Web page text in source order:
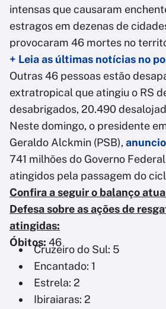
intensas que causaram
estragos em dezenas de
provocaram 46 mortes no
+ Leia as últimas notícias no
Outras 46 pessoas estão
extratropical que atingiu o RS
desabrigados, 20.490
Neste domingo, o presidente
Geraldo Alckmin (PSB),
741 milhões do Governo
atingidos pela passagem do
Confira a seguir o balanço
Defesa sobre as ações de
atingidas:
Óbitos: 46
Cruzeiro do Sul: 5
Encantado: 1
Estrela: 2
Ibiraiaras: 2